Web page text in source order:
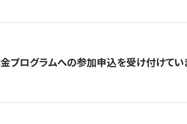
ログラムへの参加申込を受け付けてい